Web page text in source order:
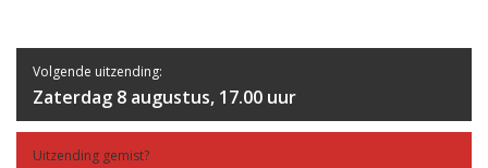
Volgende uitzending:
Zaterdag 8 augustus, 17.00 uur
Uitzending gemist?